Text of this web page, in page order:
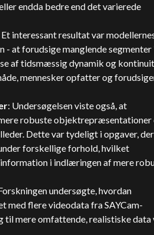
endda bedre end det varierede
Et interessant resultat var
at forudsige manglende segmenter
af tidsmæssig dynamik og
mennesker opfatter og
: Undersøgelsen viste også, at
robuste objektrepræsentationer
Dette var tydeligt i opgaver, der
forskellige forhold, hvilket
i indlæringen af mere
undersøgte, hvordan
med flere videodata fra SAYCam-
mere omfattende, realistiske data